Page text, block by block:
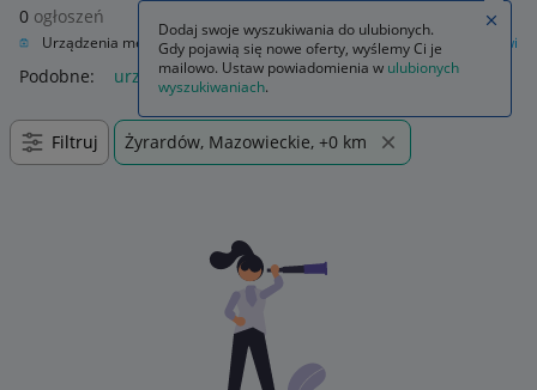
0 ogłoszeń
Urządzenia medyczne Urządzenia do mierzenia pulsu i saturacji krwi
Podobne: urządzenia do mierzenia pulsu i saturacji krwi
Filtruj Żyrardów, Mazowieckie, +0 km
Dodaj swoje wyszukiwania do ulubionych.
Gdy pojawią się nowe oferty, wyślemy Ci je
mailowo. Ustaw powiadomienia w ulubionych
wyszukiwaniach.